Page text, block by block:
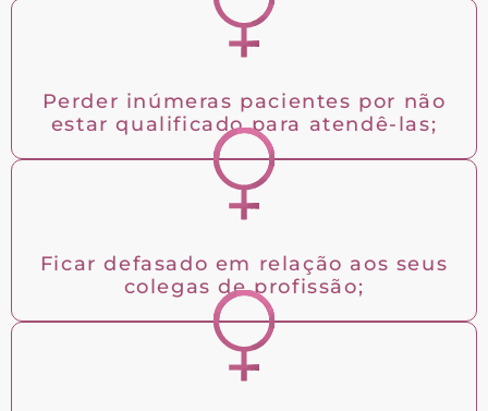
Perder inúmeras pacientes por não
estar qualificado para atendê-las;
Ficar defasado em relação aos seus
colegas de profissão;